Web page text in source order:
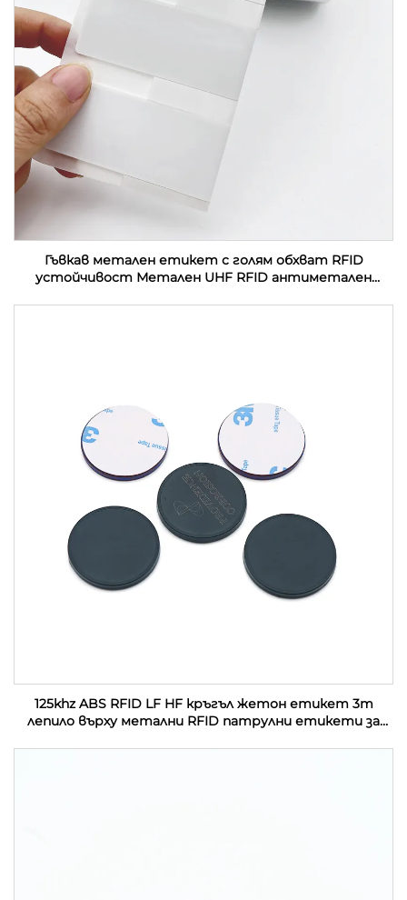
Гъвкав метален етикет с голям обхват RFID
устойчивост Метален UHF RFID антиметален
125khz ABS RFID LF HF кръгъл жетон етикет 3m
лепило върху метални RFID патрулни етикети за